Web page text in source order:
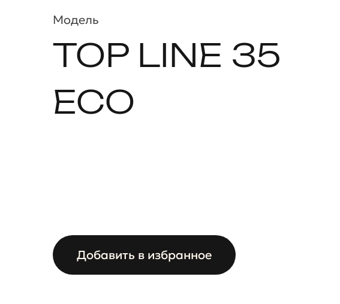
Модель
TOP LINE 35
ECO
Добавить в избранное